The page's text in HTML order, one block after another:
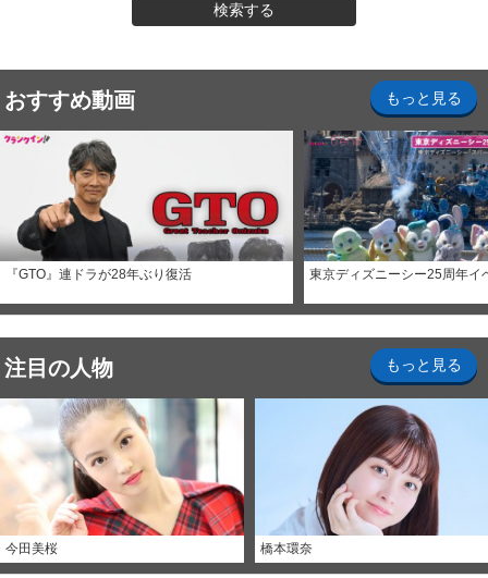
検索する
おすすめ動画 もっと見る
『GTO』連ドラが28年ぶり復活 東京ディズニーシー25周年イ
注目の人物 もっと見る
今田美桜 橋本環奈